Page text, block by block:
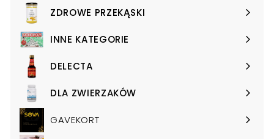
submenuZDROWE PRZEKĄSKI
Expand
submenuINNE KATEGORIE
Expand
submenuDELECTA
Expand
submenuDLA ZWIERZAKÓW
Expand
submenuGAVEKORT